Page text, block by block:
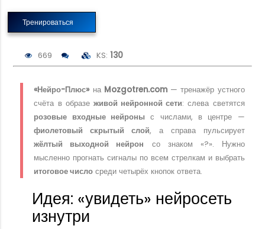
Тренироваться
669 KS:130
«Нейро-Плюс»на Mozgotren.com— тренажёр устного
счёта в образе живой нейронной сети: слева светятся
розовые входные нейроны с числами, в центре —
фиолетовый скрытый слой, а справа пульсирует
жёлтый выходной нейрон со знаком «?». Нужно
мысленно прогнать сигналы по всем стрелкам и выбрать
итоговое число среди четырёх кнопок ответа.
Идея: «увидеть» нейросеть
изнутри